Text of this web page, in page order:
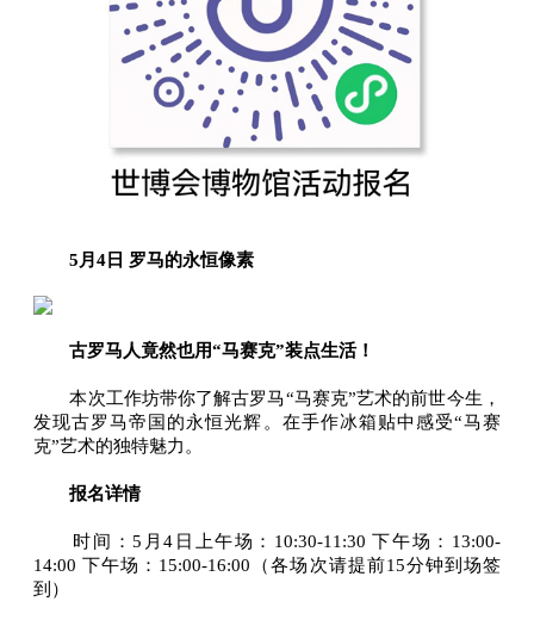
5月4日 罗马的永恒像素
古罗马人竟然也用“马赛克”装点生活！
本次工作坊带你了解古罗马“马赛克”艺术的前世今生，
发现古罗马帝国的永恒光辉。在手作冰箱贴中感受“马赛
克”艺术的独特魅力。
报名详情
时间：5月4日上午场：10:30-11:30 下午场：13:00-
14:00 下午场：15:00-16:00（各场次请提前15分钟到场签
到）